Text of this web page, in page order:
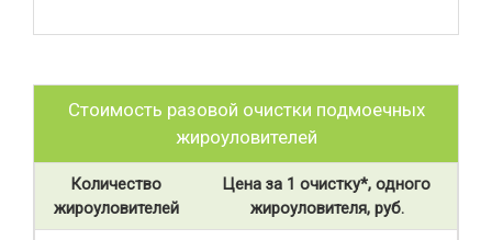
Стоимость разовой очистки подмоечных
жироуловителей
Количество
жироуловителей
Цена за 1 очистку*, одного
жироуловителя, руб.